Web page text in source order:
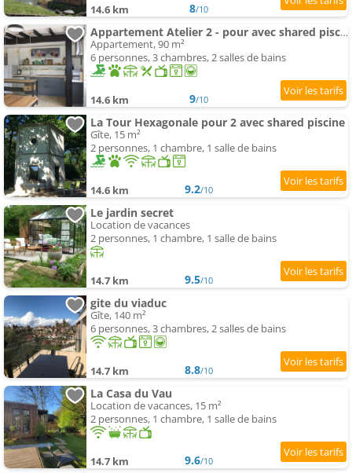
14.6 km 8/10
Appartement Atelier 2 - pour avec shared piscine
Appartement, 90 m²
6 personnes, 3 chambres, 2 salles de bains
14.6 km 9/10
La Tour Hexagonale pour 2 avec shared piscine
Gîte, 15 m²
2 personnes, 1 chambre, 1 salle de bains
14.6 km 9.2/10
Le jardin secret
Location de vacances
2 personnes, 1 chambre, 1 salle de bains
14.7 km 9.5/10
gite du viaduc
Gîte, 140 m²
6 personnes, 3 chambres, 2 salles de bains
14.7 km 8.8/10
La Casa du Vau
Location de vacances, 15 m²
2 personnes, 1 chambre, 1 salle de bains
14.7 km 9.6/10